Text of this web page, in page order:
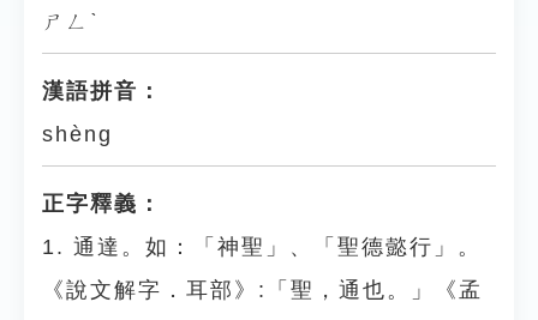
ㄕㄥˋ
漢語拼音：
shèng
正字釋義：
1. 通達。如：「神聖」、「聖德懿行」。
《說文解字．耳部》:「聖，通也。」《孟